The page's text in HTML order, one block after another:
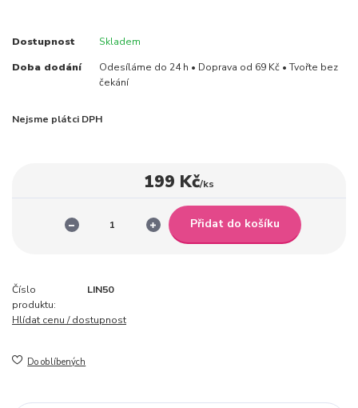
Dostupnost Skladem
Doba dodání
Odesíláme do 24 h • Doprava od 69 Kč • Tvořte bez
čekání
Nejsme plátci DPH
199 Kč/ks
Přidat do košíku
Číslo
produktu:
LIN50
Hlídat cenu / dostupnost
Do oblíbených